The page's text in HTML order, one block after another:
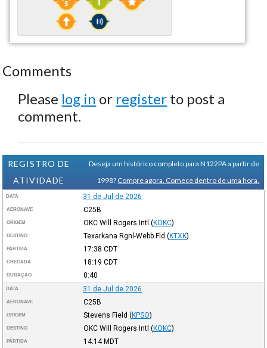
Comments
Please log in or register to post a
comment.
REGISTRO DE
ATIVIDADE
Deseja um histórico completo para N122PA a partir de
1998? Compre agora. Comece dentro de uma hora.
DATA 31 de Jul de 2026
AERONAVE C25B
ORIGEM OKC Will Rogers Intl (KOKC)
DESTINO Texarkana Rgnl-Webb Fld (KTXK)
PARTIDA 17:38 CDT
CHEGADA 18:19 CDT
DURAÇÃO 0:40
DATA 31 de Jul de 2026
AERONAVE C25B
ORIGEM Stevens Field (KPSO)
DESTINO OKC Will Rogers Intl (KOKC)
PARTIDA 14:14MDT